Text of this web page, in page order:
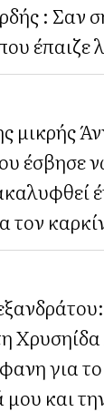
: Σαν
έπαιζε
μικρής
έσβησε
τον
Χρυσηίδα
για
μου και